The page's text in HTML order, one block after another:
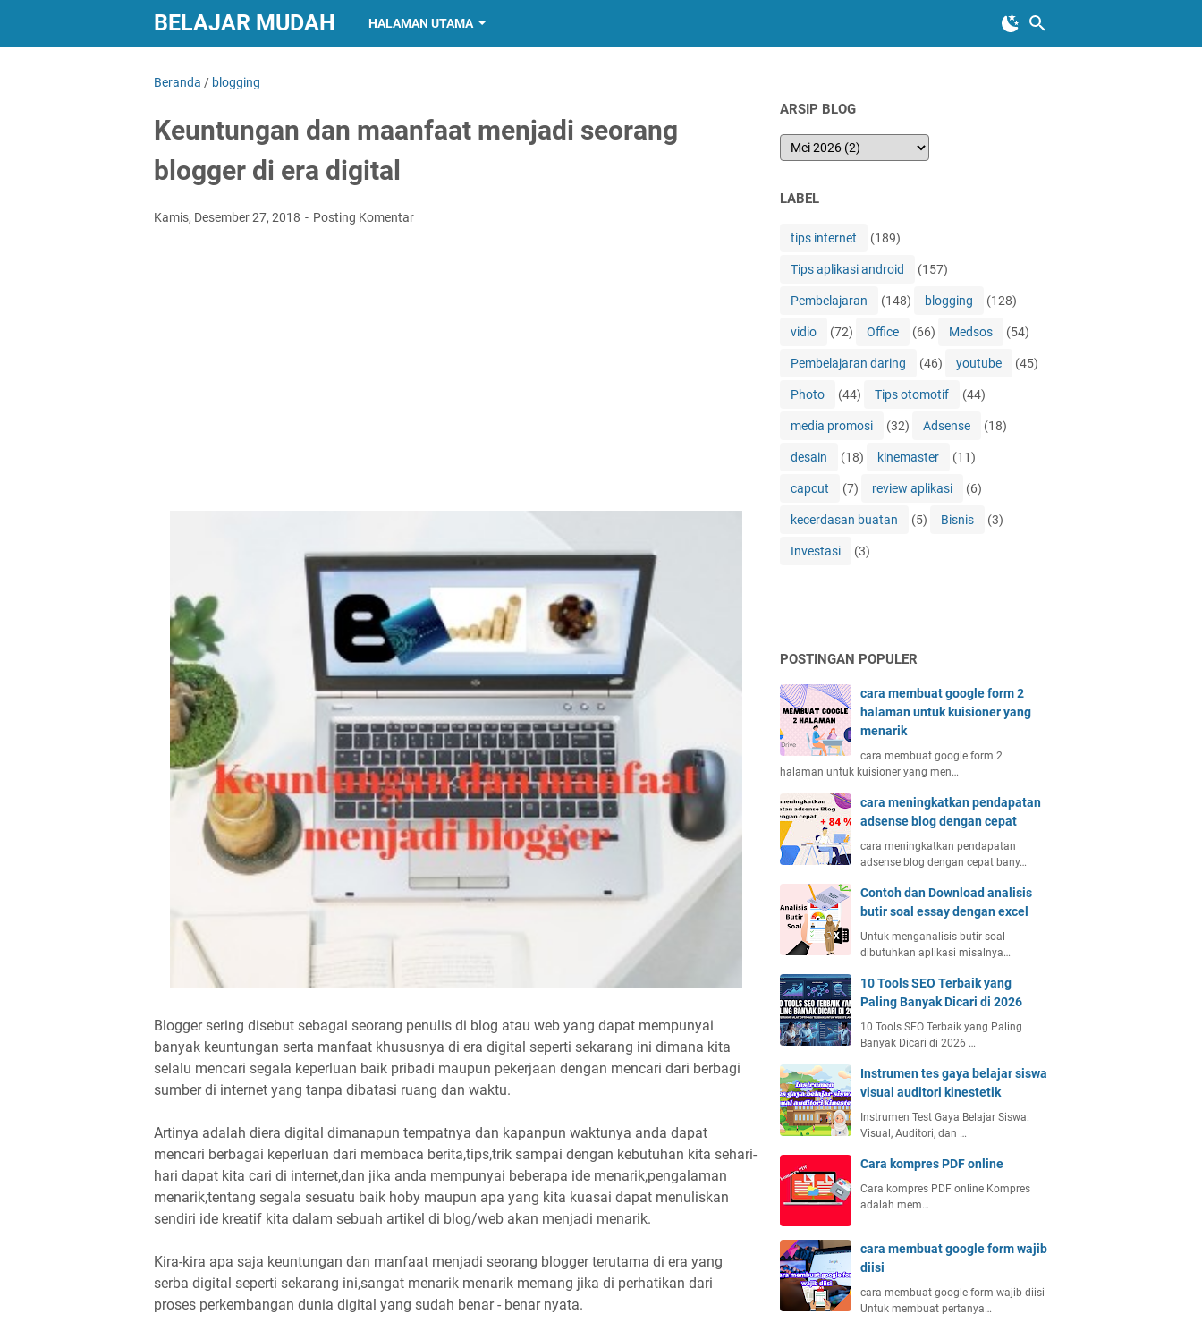
BELAJAR MUDAH HALAMAN UTAMA
Beranda / blogging
Keuntungan dan maanfaat menjadi seorang
blogger di era digital
Kamis, Desember 27, 2018 Posting Komentar
Blogger sering disebut sebagai seorang penulis di blog atau web yang dapat mempunyai
banyak keuntungan serta manfaat khususnya di era digital seperti sekarang ini dimana kita
selalu mencari segala keperluan baik pribadi maupun pekerjaan dengan mencari dari berbagi
sumber di internet yang tanpa dibatasi ruang dan waktu.
Artinya adalah diera digital dimanapun tempatnya dan kapanpun waktunya anda dapat
mencari berbagai keperluan dari membaca berita,tips,trik sampai dengan kebutuhan kita sehari-
hari dapat kita cari di internet,dan jika anda mempunyai beberapa ide menarik,pengalaman
menarik,tentang segala sesuatu baik hoby maupun apa yang kita kuasai dapat menuliskan
sendiri ide kreatif kita dalam sebuah artikel di blog/web akan menjadi menarik.
Kira-kira apa saja keuntungan dan manfaat menjadi seorang blogger terutama di era yang
serba digital seperti sekarang ini,sangat menarik menarik memang jika di perhatikan dari
proses perkembangan dunia digital yang sudah benar - benar nyata.
ARSIP BLOG
LABEL
tips internet (189)
Tips aplikasi android (157)
Pembelajaran (148) blogging (128)
vidio (72) Office (66) Medsos (54)
Pembelajaran daring (46) youtube (45)
Photo (44) Tips otomotif (44)
media promosi (32) Adsense (18)
desain (18) kinemaster (11)
capcut (7) review aplikasi (6)
kecerdasan buatan (5) Bisnis (3)
Investasi (3)
POSTINGAN POPULER
cara membuat google form 2
halaman untuk kuisioner yang
menarik
cara membuat google form 2
halaman untuk kuisioner yang men…
cara meningkatkan pendapatan
adsense blog dengan cepat
cara meningkatkan pendapatan
adsense blog dengan cepat bany…
Contoh dan Download analisis
butir soal essay dengan excel
Untuk menganalisis butir soal
dibutuhkan aplikasi misalnya…
10 Tools SEO Terbaik yang
Paling Banyak Dicari di 2026
10 Tools SEO Terbaik yang Paling
Banyak Dicari di 2026 …
Instrumen tes gaya belajar siswa
visual auditori kinestetik
Instrumen Test Gaya Belajar Siswa:
Visual, Auditori, dan …
Cara kompres PDF online
Cara kompres PDF online Kompres
adalah mem…
cara membuat google form wajib
diisi
cara membuat google form wajib diisi
Untuk membuat pertanya…